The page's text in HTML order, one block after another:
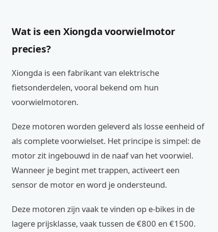
Wat is een Xiongda voorwielmotor
precies?
Xiongda is een fabrikant van elektrische
fietsonderdelen, vooral bekend om hun
voorwielmotoren.
Deze motoren worden geleverd als losse eenheid of
als complete voorwielset. Het principe is simpel: de
motor zit ingebouwd in de naaf van het voorwiel.
Wanneer je begint met trappen, activeert een
sensor de motor en word je ondersteund.
Deze motoren zijn vaak te vinden op e-bikes in de
lagere prijsklasse, vaak tussen de €800 en €1500.